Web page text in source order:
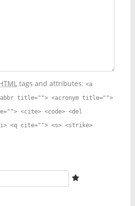
tags and attributes: <a
title=""> <acronym title="">
<cite> <code> <del
<q cite=""> <s> <strike>